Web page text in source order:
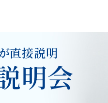
直接説明
明会